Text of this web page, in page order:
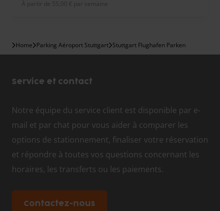
À partir de 55,00 € par semaine
Home Parking Aéroport Stuttgart Stuttgart Flughafen Parken
Service et contact
Notre équipe du service client est disponible par e-
mail et par chat pour vous aider à comparer les
options de stationnement, finaliser votre réservation
et répondre à toutes vos questions concernant les
horaires, les transferts ou les paiements.
Contactez-nous